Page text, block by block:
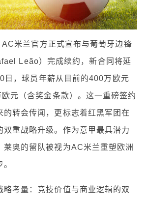
米兰官方正式宣布与葡萄牙边锋
Leão）完成续约，新合同将延
日，球员年薪从目前的400万欧元
元（含奖金条款）。这一重磅签约
的转会传闻，更标志着红黑军团在
双重战略升级。作为意甲最具潜力
莱奥的留队被视为AC米兰重塑欧洲
略考量：竞技价值与商业逻辑的双